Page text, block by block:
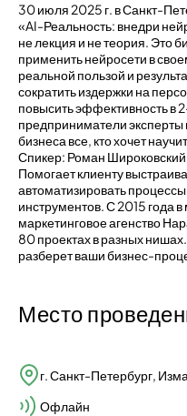
30 июля 2025 г. в Санкт-
«AI-Реальность: внедри
не лекция и не теория. Это
применить нейросети в
реальной пользой и
сократить издержки на
повысить эффективность в
предприниматели эксперты
бизнеса все, кто хочет
Спикер: Роман
Помогает клиенту
автоматизировать
инструментов. С 2015 года
маркетинговое агенство
80 проектах в разных
разберет ваши бизнес-
Место
г. Санкт-Петербург,
Офлайн